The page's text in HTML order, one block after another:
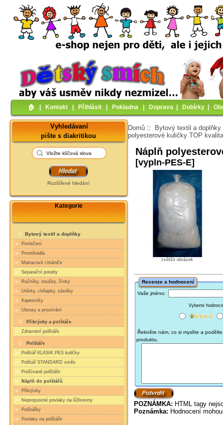
🏠︎ Kontakt Přihlásit Pokladna Doprava Dobírky
Vyhledávaní
pište s diakritikou
Rozšířené hledání
Kategorie
Bytový textil a doplňky
Povlečení
Prostěradla
Matracové chrániče
Separační potahy
Ručníky, osušky, žínky
Utěrky, chňapky, zástěry
Kapesníky
Ubrusy a prostírání
Přikrývky a polštáře
Zdravotní polštáře
Polštáře
Polštář KLASIK PES kuličky
Polštář STANDARD směs
Prošívané polštáře
Náplň do polštářů
Přikrývky
Nepropustné povlaky na lůžkoviny
Polštářky
Povlaky na polštáře
Domů :: Bytový textil a doplňky
polyesterové kuličky TOP
Náplň
[vypln-PES-E]
zvětšit obrázek
Recenze a hodnocení
Vaše jméno:
Vyberte
Řekněte nám, co si myslíte a
produktu.
POZNÁMKA: HTML tagy
Poznámka: Hodnocení